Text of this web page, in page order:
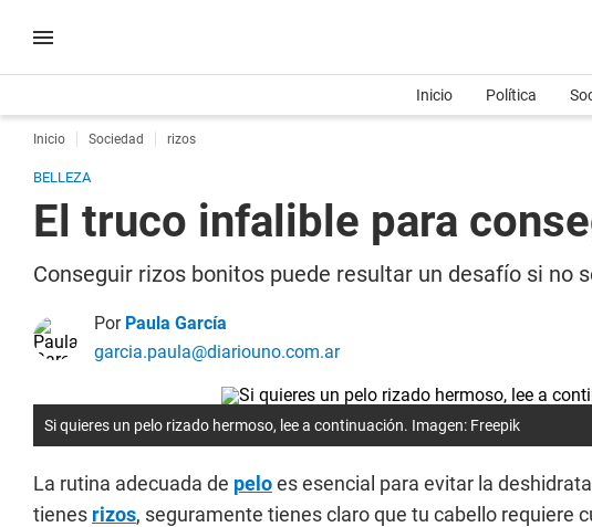
Inicio Política
Inicio Sociedad rizos
BELLEZA
El truco infalible para
Conseguir rizos bonitos puede resultar un desafío si no
Por Paula García
garcia.paula@diariouno.com.ar
Si quieres un pelo rizado hermoso, lee a continuación. Imagen: Freepik
La rutina adecuada de peloes esencial para evitar la
tienes rizos, seguramente tienes claro que tu cabello requiere